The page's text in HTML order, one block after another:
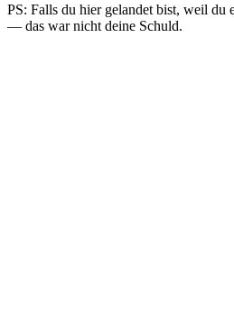
PS: Falls du hier gelandet bist, weil du
— das war nicht deine Schuld.